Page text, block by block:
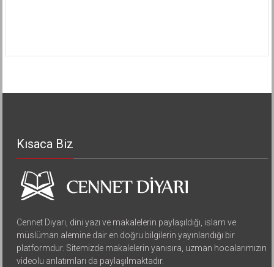
Kısaca Biz
Cennet Diyarı, dini yazı ve makalelerin paylaşıldığı, islam ve
müslüman alemine dair en doğru bilgilerin yayınlandığı bir
platformdur. Sitemizde makalelerin yanısıra, uzman hocalarımızın
videolu anlatımları da paylaşılmaktadır.